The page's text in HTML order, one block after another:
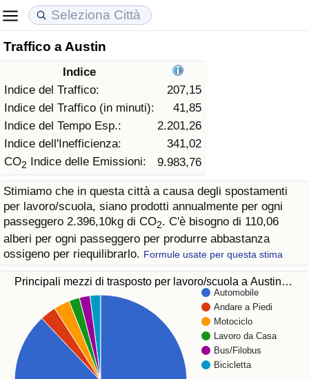
Traffico a Austin
Indice
Indice del Traffico:
207,15
Indice del Traffico (in minuti):
41,85
Indice del Tempo Esp.:
2.201,26
Indice dell'Inefficienza:
341,02
CO2 Indice delle Emissioni: 9.983,76
Stimiamo che in questa città a causa degli spostamenti
per lavoro/scuola, siano prodotti annualmente per ogni
passeggero 2.396,10kg di CO2. C'è bisogno di 110,06
alberi per ogni passeggero per produrre abbastanza
ossigeno per riequilibrarlo. Formule usate per questa stima
Principali mezzi di trasposto per lavoro/scuola a Austin…
Automobile
Andare a Piedi
Motociclo
Lavoro da Casa
Bus/Filobus
Bicicletta
Costo della vita
Indice Del Costo Della Vita (corrente)
Indice Del Costo Della Vita
Indice del Costo della Vita per Nazione
ad Aqaba
Prezzi degli immobili
Indice del Prezzo delle Case (Corrente)
Indice del Prezzo delle Case
Indice del Prezzo delle Case per Nazione
Qualità della Vita
Indice della Qualità della Vita
Indice della Qualità della Vita (Corrente)
Indice della qualità della vita per Paese
Criminalità
Indice del Tasso di Criminalità (Corrente)
Indice della Criminalità
Indice di criminalità per paese
Assistenza Sanitaria
Indice dell’Assistenza Sanitaria (Corrente)